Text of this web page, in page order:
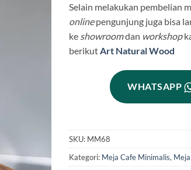
Selain melakukan pembelian
onlinepengunjung juga bisa
ke showroomdan workshop
berikut Art Natural Wood
WHATSAPP
SKU: MM68
Kategori: Meja Cafe Minimalis,